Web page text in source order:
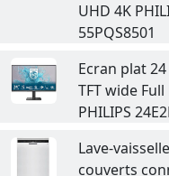
UHD 4K
55PQS8501
Ecran plat
TFT wide Full
PHILIPS
Lave-
couverts